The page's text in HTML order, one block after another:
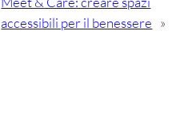
accessibili per il benessere »